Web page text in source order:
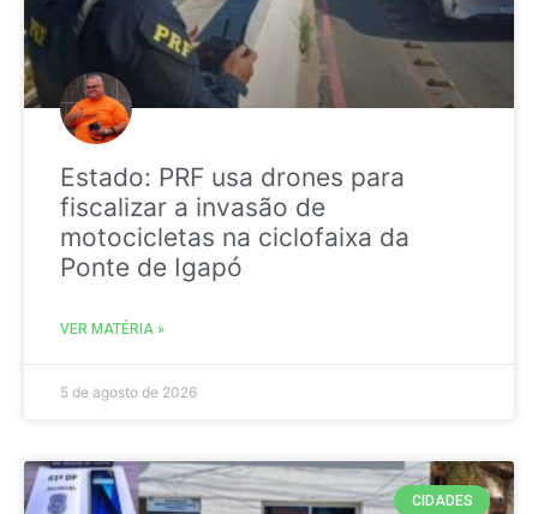
Estado: PRF usa drones para
fiscalizar a invasão de
motocicletas na ciclofaixa da
Ponte de Igapó
VER MATÉRIA »
5 de agosto de 2026
CIDADES